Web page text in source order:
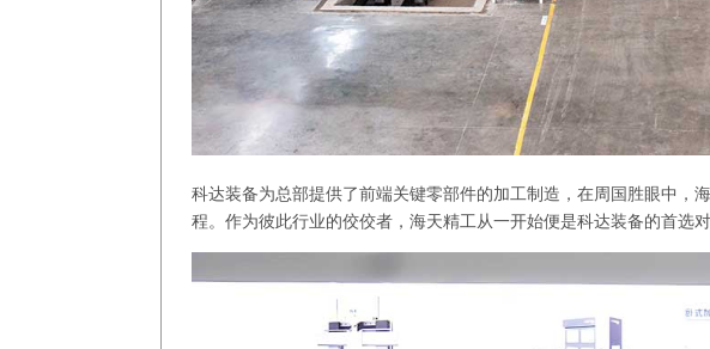
科达装备为总部提供了前端关键零部件的加工制造，在周国胜眼中，
程。作为彼此行业的佼佼者，海天精工从一开始便是科达装备的首选对